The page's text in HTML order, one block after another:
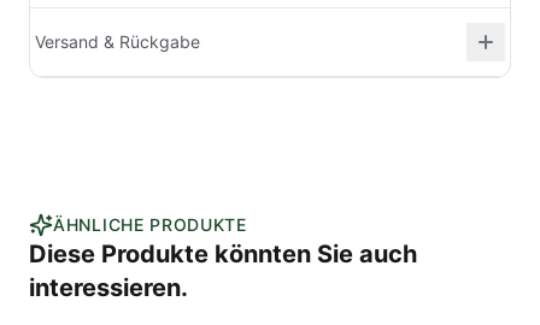
Versand & Rückgabe
ÄHNLICHE PRODUKTE
Diese Produkte könnten Sie auch
interessieren.